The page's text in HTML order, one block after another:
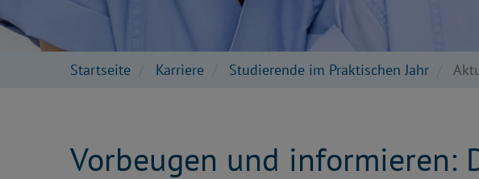
Startseite Karriere Studierende im Praktischen Jahr
Vorbeugen und informieren: